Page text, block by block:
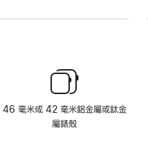
46 毫米或 42 毫米鋁金屬或鈦金
屬錶殼